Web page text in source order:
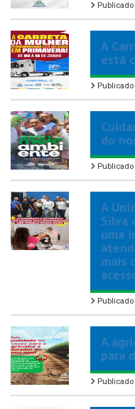
A
está
do
A
Silva
uma
mais
A
para